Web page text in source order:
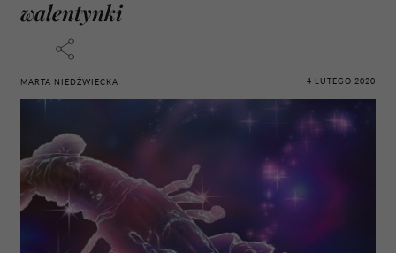
walentynki
MARTA NIEDŹWIECKA 4 LUTEGO 2020